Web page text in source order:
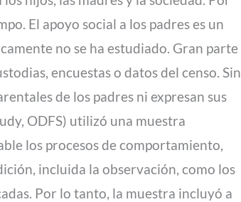
El apoyo social a los padres es un
no se ha estudiado. Gran parte
encuestas o datos del censo. Sin
de los padres ni expresan sus
ODFS) utilizó una muestra
los procesos de comportamiento,
incluida la observación, como los
Por lo tanto, la muestra incluyó a